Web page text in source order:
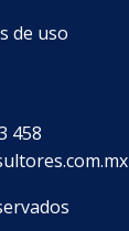
de uso
458